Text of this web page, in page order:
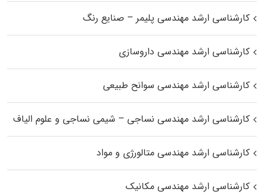
کارشناسی ارشد مهندسی پلیمر – صنایع رنگ
کارشناسی ارشد مهندسی داروسازی
کارشناسی ارشد مهندسی سوانح طبیعی
کارشناسی ارشد مهندسی نساجی – شیمی نساجی و علوم الیاف
کارشناسی ارشد مهندسی متالورژی و مواد
کارشناسی ارشد مهندسی مکانیک